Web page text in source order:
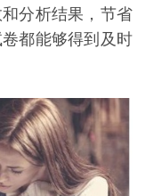
分析结果，节省
都能够得到及时